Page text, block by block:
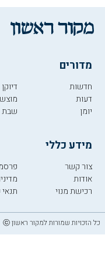
מדורים
חדשות
דעות
יומן
דיוקן
מוצש
שבת
מידע כללי
צור קשר
אודות
רכישת מנוי
כל הזכויות שמורות למקור ראשון ⓒ